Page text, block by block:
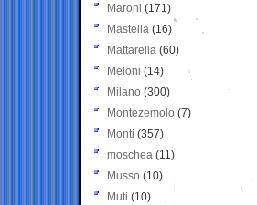
Maroni (171)
Mastella (16)
Mattarella (60)
Meloni (14)
Milano (300)
Montezemolo (7)
Monti (357)
moschea (11)
Musso (10)
Muti (10)